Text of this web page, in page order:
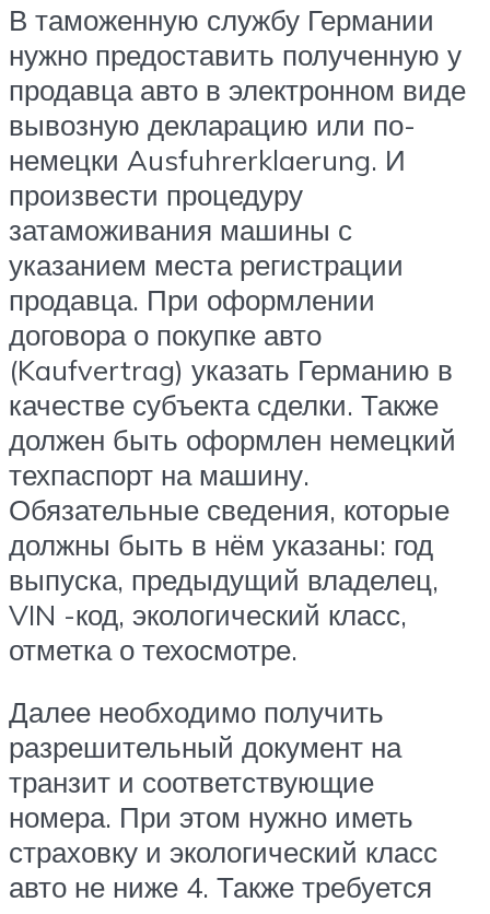
В таможенную службу Германии
нужно предоставить полученную у
продавца авто в электронном виде
вывозную декларацию или по-
немецки Ausfuhrerklaerung. И
произвести процедуру
затаможивания машины с
указанием места регистрации
продавца. При оформлении
договора о покупке авто
(Kaufvertrag) указать Германию в
качестве субъекта сделки. Также
должен быть оформлен немецкий
техпаспорт на машину.
Обязательные сведения, которые
должны быть в нём указаны: год
выпуска, предыдущий владелец,
VIN -код, экологический класс,
отметка о техосмотре.
Далее необходимо получить
разрешительный документ на
транзит и соответствующие
номера. При этом нужно иметь
страховку и экологический класс
авто не ниже 4. Также требуется